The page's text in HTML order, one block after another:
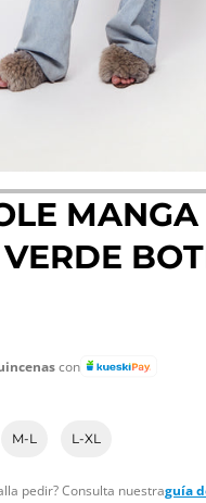
MANGA
con
M-L L-XL
pedir? Consulta nuestraguía